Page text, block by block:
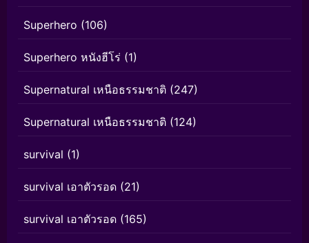
Superhero (106)
Superhero หนังฮีโร่ (1)
Supernatural เหนือธรรมชาติ (247)
Supernatural เหนือธรรมชาติ (124)
survival (1)
survival เอาตัวรอด (21)
survival เอาตัวรอด (165)